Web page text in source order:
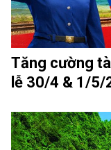
Tăng cường
lễ 30/4 & 1/5/